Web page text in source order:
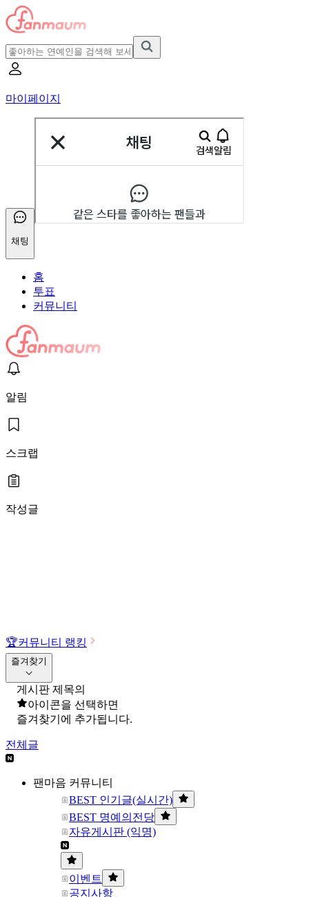
마이페이지
채팅
홈
투표
커뮤니티
알림
스크랩
작성글
🏆커뮤니티 랭킹
즐겨찾기
게시판 제목의
아이콘을 선택하면
즐겨찾기에 추가됩니다.
전체글
팬마음 커뮤니티
BEST 인기글(실시간)
BEST 명예의전당
자유게시판 (익명)
이벤트
공지사항